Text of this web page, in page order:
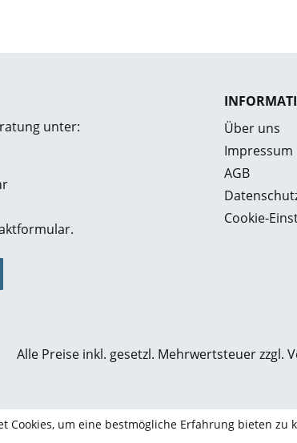
unter:
.
Über uns
Impressum
AGB
Cookie-
Alle Preise inkl. gesetzl. Mehrwertsteuer zzgl.
Cookies, um eine bestmögliche Erfahrung bieten zu